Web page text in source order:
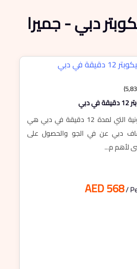
دبي - جميرا
رحلة الهليكوبتر الأيقونية التي لمدة 12 دقيقة في دبي هي
دبي عن في الجو والحصول على
لأهم م...
AED 568/